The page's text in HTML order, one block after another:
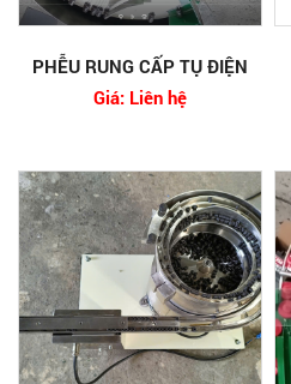
PHỄU RUNG CẤP TỤ ĐIỆN
Giá: Liên hệ